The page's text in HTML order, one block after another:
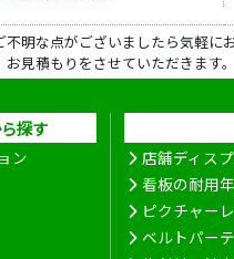
明な点がございましたら気軽
見積もりをさせていただきます。
探す
ン
店舗ディス
看板の耐用
ピクチャー
ベルトパー